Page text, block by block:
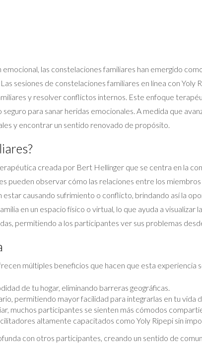
las constelaciones familiares han emergido
sesiones de constelaciones familiares en línea con Yoly
y resolver conflictos internos. Este enfoque
para sanar heridas emocionales. A medida que
y encontrar un sentido renovado de propósito.
creada por Bert Hellinger que se centra en la
pueden observar cómo las relaciones entre los
causando sufrimiento o conflicto, brindando así la
en un espacio físico o virtual, lo que ayuda a visualizar
permitiendo a los participantes ver sus problemas
múltiples beneficios que hacen que esta experiencia
de tu hogar, eliminando barreras geográficas.
permitiendo mayor facilidad para integrarlas en tu vida
muchos participantes se sienten más cómodos
altamente capacitados como Yoly Ripepi sin
con otros participantes, creando un sentido de